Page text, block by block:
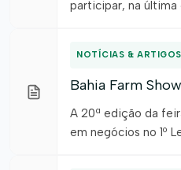
participar, na última
NOTÍCIAS & ARTIGOS
Bahia Farm
A 20ª edição da
em negócios no 1º